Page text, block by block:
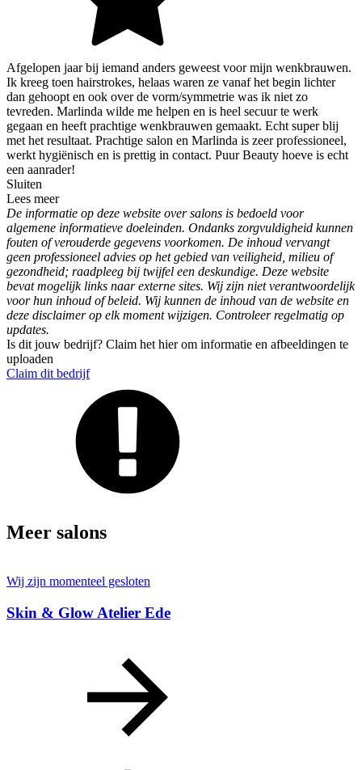
Afgelopen jaar bij iemand anders geweest voor mijn wenkbrauwen.
Ik kreeg toen hairstrokes, helaas waren ze vanaf het begin lichter
dan gehoopt en ook over de vorm/symmetrie was ik niet zo
tevreden. Marlinda wilde me helpen en is heel secuur te werk
gegaan en heeft prachtige wenkbrauwen gemaakt. Echt super blij
met het resultaat. Prachtige salon en Marlinda is zeer professioneel,
werkt hygiënisch en is prettig in contact. Puur Beauty hoeve is echt
een aanrader!
Sluiten
Lees meer
De informatie op deze website over salons is bedoeld voor
algemene informatieve doeleinden. Ondanks zorgvuldigheid kunnen
fouten of verouderde gegevens voorkomen. De inhoud vervangt
geen professioneel advies op het gebied van veiligheid, milieu of
gezondheid; raadpleeg bij twijfel een deskundige. Deze website
bevat mogelijk links naar externe sites. Wij zijn niet verantwoordelijk
voor hun inhoud of beleid. Wij kunnen de inhoud van de website en
deze disclaimer op elk moment wijzigen. Controleer regelmatig op
updates.
Is dit jouw bedrijf? Claim het hier om informatie en afbeeldingen te
uploaden
Claim dit bedrijf
Meer salons
Wij zijn momenteel gesloten
Skin & Glow Atelier Ede